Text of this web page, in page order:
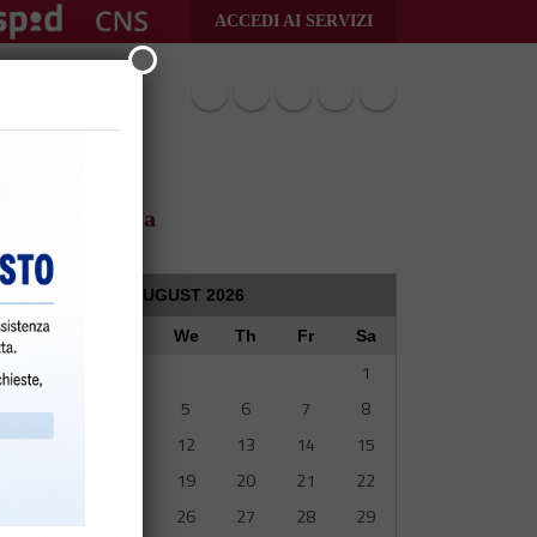
ACCEDI AI SERVIZI
Guida
AUGUST 2026
We Th Fr Sa
1
2
5 6 7
8
9
12 13 14
15
19 20 21
22
26 27 28
29